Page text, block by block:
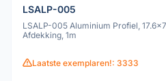
LSALP-005
LSALP-005 Aluminium Profiel,
Afdekking, 1m
Laatste exemplaren!: 3333